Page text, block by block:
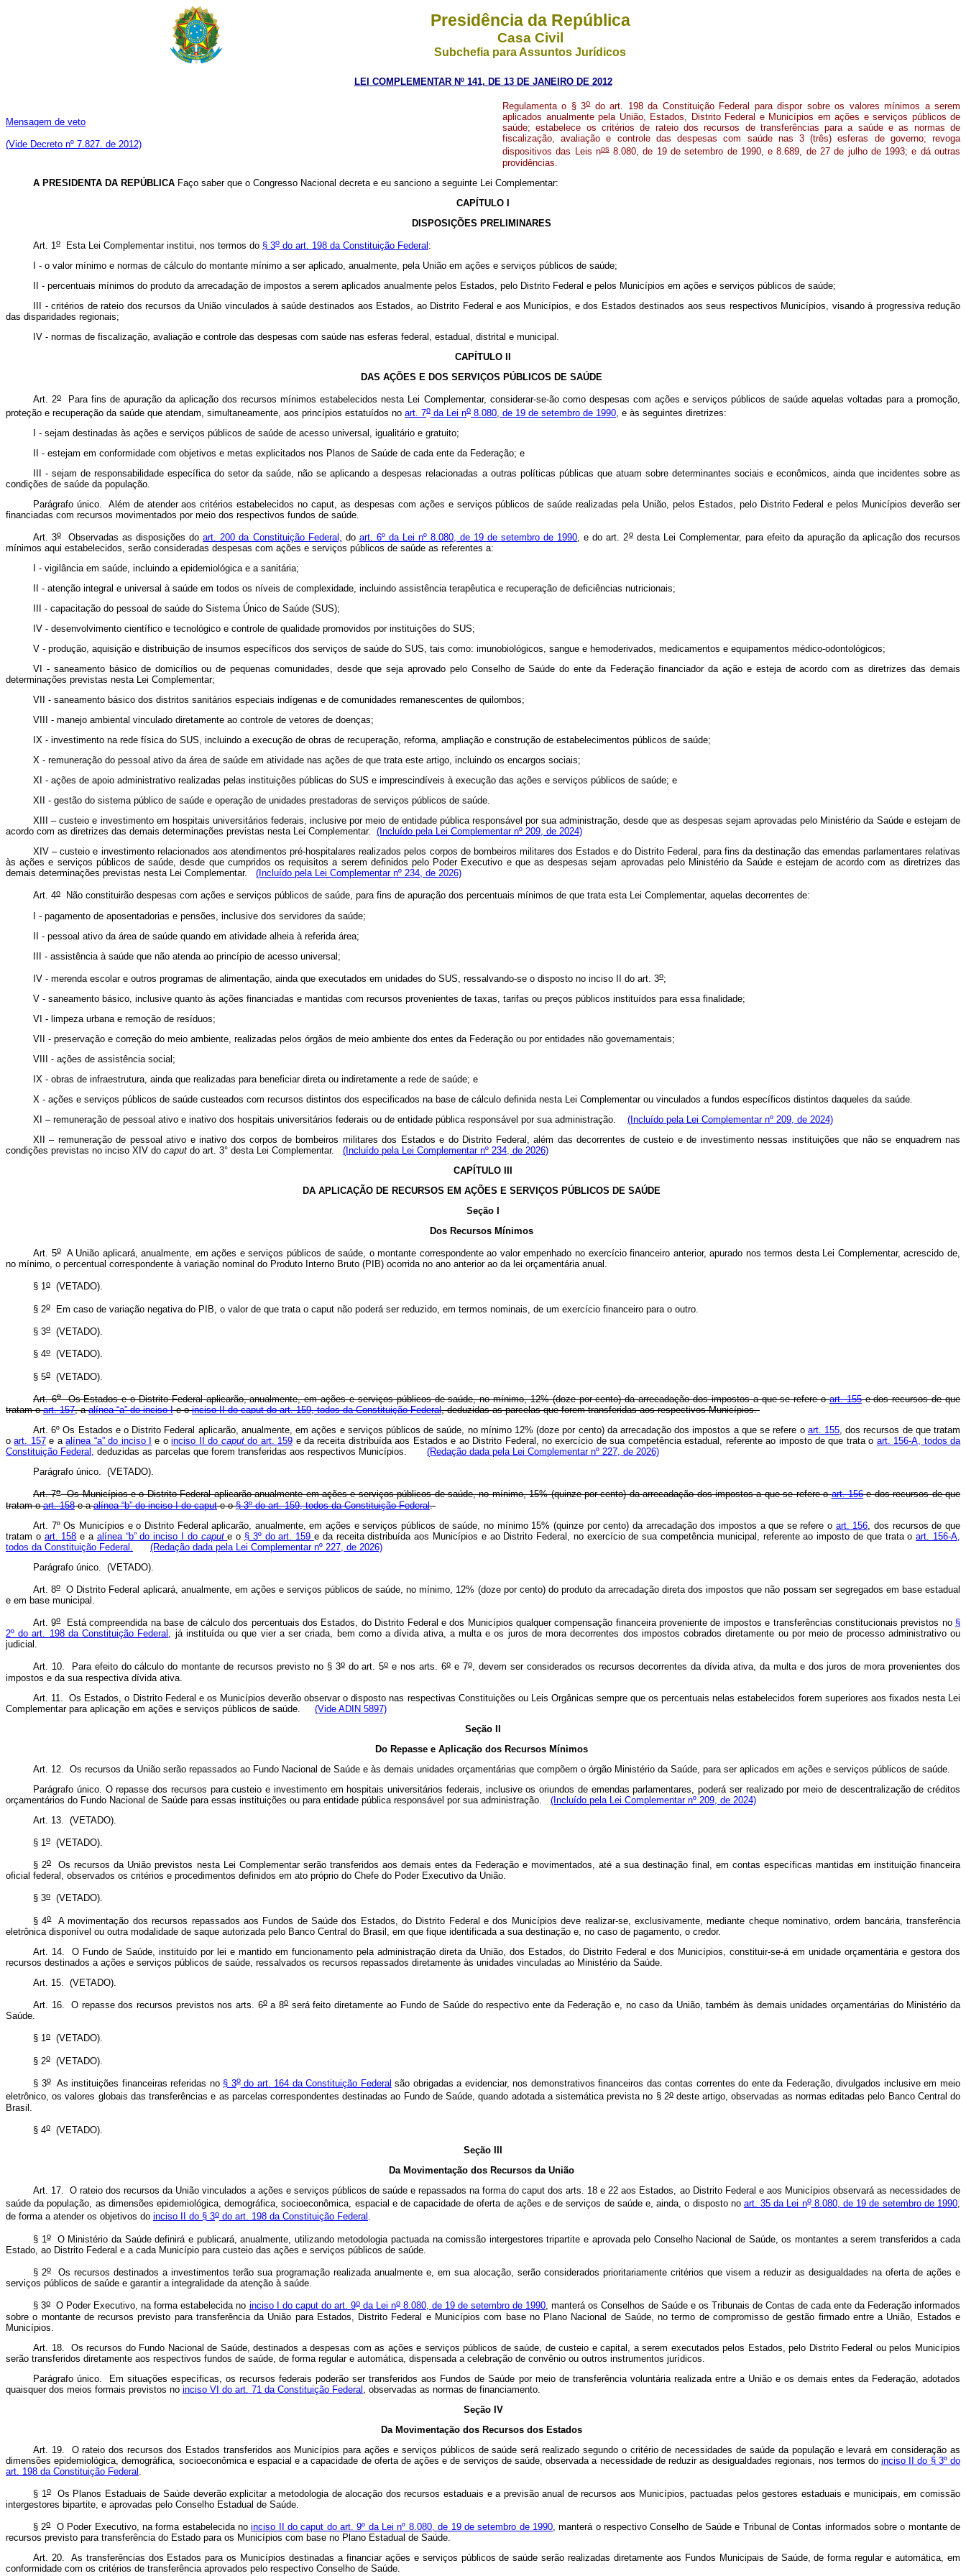
Presidência da República
Casa Civil
Subchefia para Assuntos Jurídicos
LEI COMPLEMENTAR Nº 141, DE 13 DE JANEIRO DE 2012
Mensagem de veto
(Vide Decreto nº 7.827. de 2012)
Regulamenta o § 3odo art. 198 da Constituição Federal para dispor sobre os valores mínimos a serem
aplicados anualmente pela União, Estados, Distrito Federal e Municípios em ações e serviços públicos de
saúde; estabelece os critérios de rateio dos recursos de transferências para a saúde e as normas de
fiscalização, avaliação e controle das despesas com saúde nas 3 (três) esferas de governo; revoga
dispositivos das Leis nos8.080, de 19 de setembro de 1990, e 8.689, de 27 de julho de 1993; e dá outras
providências.
A PRESIDENTA DA REPÚBLICA Faço saber que o Congresso Nacional decreta e eu sanciono a seguinte Lei Complementar:
CAPÍTULO I
DISPOSIÇÕES PRELIMINARES
Art. 1o Esta Lei Complementar institui, nos termos do § 3o do art. 198 da Constituição Federal :
I - o valor mínimo e normas de cálculo do montante mínimo a ser aplicado, anualmente, pela União em ações e serviços públicos de saúde;
II - percentuais mínimos do produto da arrecadação de impostos a serem aplicados anualmente pelos Estados, pelo Distrito Federal e pelos Municípios em ações e serviços públicos de saúde;
III - critérios de rateio dos recursos da União vinculados à saúde destinados aos Estados, ao Distrito Federal e aos Municípios, e dos Estados destinados aos seus respectivos Municípios, visando à progressiva redução
das disparidades regionais;
IV - normas de fiscalização, avaliação e controle das despesas com saúde nas esferas federal, estadual, distrital e municipal.
CAPÍTULO II
DAS AÇÕES E DOS SERVIÇOS PÚBLICOS DE SAÚDE
Art. 2o
Para fins de apuração da aplicação dos recursos mínimos estabelecidos nesta Lei Complementar, considerar-se-ão como despesas com ações e serviços públicos de saúde aquelas voltadas para a promoção,
proteção e recuperação da saúde que atendam, simultaneamente, aos princípios estatuídos no art. 7o da Lei no 8.080, de 19 de setembro de 1990 , e às seguintes diretrizes:
I - sejam destinadas às ações e serviços públicos de saúde de acesso universal, igualitário e gratuito;
II - estejam em conformidade com objetivos e metas explicitados nos Planos de Saúde de cada ente da Federação; e
III - sejam de responsabilidade específica do setor da saúde, não se aplicando a despesas relacionadas a outras políticas públicas que atuam sobre determinantes sociais e econômicos, ainda que incidentes sobre as
condições de saúde da população.
Parágrafo único. Além de atender aos critérios estabelecidos nocaput , as despesas com ações e serviços públicos de saúde realizadas pela União, pelos Estados, pelo Distrito Federal e pelos Municípios deverão ser
financiadas com recursos movimentados por meio dos respectivos fundos de saúde.
Art. 3o Observadas as disposições doart. 200 da Constituição Federal, do art. 6º da Lei nº 8.080, de 19 de setembro de 1990, e do art. 2odesta Lei Complementar, para efeito da apuração da aplicação dos recursos
mínimos aqui estabelecidos, serão consideradas despesas com ações e serviços públicos de saúde as referentes a:
I - vigilância em saúde, incluindo a epidemiológica e a sanitária;
II - atenção integral e universal à saúde em todos os níveis de complexidade, incluindo assistência terapêutica e recuperação de deficiências nutricionais;
III - capacitação do pessoal de saúde do Sistema Único de Saúde (SUS);
IV - desenvolvimento científico e tecnológico e controle de qualidade promovidos por instituições do SUS;
V - produção, aquisição e distribuição de insumos específicos dos serviços de saúde do SUS, tais como: imunobiológicos, sangue e hemoderivados, medicamentos e equipamentos médico-odontológicos;
VI - saneamento básico de domicílios ou de pequenas comunidades, desde que seja aprovado pelo Conselho de Saúde do ente da Federação financiador da ação e esteja de acordo com as diretrizes das demais
determinações previstas nesta Lei Complementar;
VII - saneamento básico dos distritos sanitários especiais indígenas e de comunidades remanescentes de quilombos;
VIII - manejo ambiental vinculado diretamente ao controle de vetores de doenças;
IX - investimento na rede física do SUS, incluindo a execução de obras de recuperação, reforma, ampliação e construção de estabelecimentos públicos de saúde;
X - remuneração do pessoal ativo da área de saúde em atividade nas ações de que trata este artigo, incluindo os encargos sociais;
XI - ações de apoio administrativo realizadas pelas instituições públicas do SUS e imprescindíveis à execução das ações e serviços públicos de saúde; e
XII - gestão do sistema público de saúde e operação de unidades prestadoras de serviços públicos de saúde.
XIII – custeio e investimento em hospitais universitários federais, inclusive por meio de entidade pública responsável por sua administração, desde que as despesas sejam aprovadas pelo Ministério da Saúde e estejam de
acordo com as diretrizes das demais determinações previstas nesta Lei Complementar. (Incluído pela Lei Complementar nº 209, de 2024)
XIV – custeio e investimento relacionados aos atendimentos pré-hospitalares realizados pelos corpos de bombeiros militares dos Estados e do Distrito Federal, para fins da destinação das emendas parlamentares relativas
às ações e serviços públicos de saúde, desde que cumpridos os requisitos a serem definidos pelo Poder Executivo e que as despesas sejam aprovadas pelo Ministério da Saúde e estejam de acordo com as diretrizes das
demais determinações previstas nesta Lei Complementar. (Incluído pela Lei Complementar nº 234, de 2026)
Art. 4o
Não constituirão despesas com ações e serviços públicos de saúde, para fins de apuração dos percentuais mínimos de que trata esta Lei Complementar, aquelas decorrentes de:
I - pagamento de aposentadorias e pensões, inclusive dos servidores da saúde;
II - pessoal ativo da área de saúde quando em atividade alheia à referida área;
III - assistência à saúde que não atenda ao princípio de acesso universal;
IV - merenda escolar e outros programas de alimentação, ainda que executados em unidades do SUS, ressalvando-se o disposto no inciso II do art. 3o;
V - saneamento básico, inclusive quanto às ações financiadas e mantidas com recursos provenientes de taxas, tarifas ou preços públicos instituídos para essa finalidade;
VI - limpeza urbana e remoção de resíduos;
VII - preservação e correção do meio ambiente, realizadas pelos órgãos de meio ambiente dos entes da Federação ou por entidades não governamentais;
VIII - ações de assistência social;
IX - obras de infraestrutura, ainda que realizadas para beneficiar direta ou indiretamente a rede de saúde; e
X - ações e serviços públicos de saúde custeados com recursos distintos dos especificados na base de cálculo definida nesta Lei Complementar ou vinculados a fundos específicos distintos daqueles da saúde.
XI – remuneração de pessoal ativo e inativo dos hospitais universitários federais ou de entidade pública responsável por sua administração. (Incluído pela Lei Complementar nº 209, de 2024)
XII – remuneração de pessoal ativo e inativo dos corpos de bombeiros militares dos Estados e do Distrito Federal, além das decorrentes de custeio e de investimento nessas instituições que não se enquadrem nas
condições previstas no inciso XIV do caput do art. 3° desta Lei Complementar. (Incluído pela Lei Complementar nº 234, de 2026)
CAPÍTULO III
DA APLICAÇÃO DE RECURSOS EM AÇÕES E SERVIÇOS PÚBLICOS DE SAÚDE
Seção I
Dos Recursos Mínimos
Art. 5oA União aplicará, anualmente, em ações e serviços públicos de saúde, o montante correspondente ao valor empenhado no exercício financeiro anterior, apurado nos termos desta Lei Complementar, acrescido de,
no mínimo, o percentual correspondente à variação nominal do Produto Interno Bruto (PIB) ocorrida no ano anterior ao da lei orçamentária anual.
§ 1o (VETADO).
§ 2o Em caso de variação negativa do PIB, o valor de que trata o caput não poderá ser reduzido, em termos nominais, de um exercício financeiro para o outro.
§ 3o (VETADO).
§ 4o (VETADO).
§ 5o (VETADO).
Art. 6oOs Estados e o Distrito Federal aplicarão, anualmente, em ações e serviços públicos de saúde, no mínimo, 12% (doze por cento) da arrecadação dos impostos a que se refere oart. 155e dos recursos de que
tratam oart. 157, aalínea “a” do inciso Ie oinciso II do caput do art. 159, todos da Constituição Federal, deduzidas as parcelas que forem transferidas aos respectivos Municípios.
Art. 6º Os Estados e o Distrito Federal aplicarão, anualmente, em ações e serviços públicos de saúde, no mínimo 12% (doze por cento) da arrecadação dos impostos a que se refere o art. 155, dos recursos de que tratam
oart. 157e aalínea “a” do inciso I e oinciso II do caputdo art. 159 e da receita distribuída aos Estados e ao Distrito Federal, no exercício de sua competência estadual, referente ao imposto de que trata o art. 156-A, todos da
Constituição Federal, deduzidas as parcelas que forem transferidas aos respectivos Municípios. (Redação dada pela Lei Complementar nº 227, de 2026)
Parágrafo único. (VETADO).
Art. 7oOs Municípios e o Distrito Federal aplicarão anualmente em ações e serviços públicos de saúde, no mínimo, 15% (quinze por cento) da arrecadação dos impostos a que se refere oart. 156e dos recursos de que
tratam oart. 158e aalínea “b” do inciso I do capute o§ 3º do art. 159, todos da Constituição Federal.
Art. 7º Os Municípios e o Distrito Federal aplicarão, anualmente, em ações e serviços públicos de saúde, no mínimo 15% (quinze por cento) da arrecadação dos impostos a que se refere o art. 156 , dos recursos de que
tratam o art. 158 e a alínea “b” do inciso I do caput e o § 3º do art. 159 e da receita distribuída aos Municípios e ao Distrito Federal, no exercício de sua competência municipal, referente ao imposto de que trata oart. 156-A,
todos da Constituição Federal.
(Redação dada pela Lei Complementar nº 227, de 2026)
Parágrafo único. (VETADO).
Art. 8o
O Distrito Federal aplicará, anualmente, em ações e serviços públicos de saúde, no mínimo, 12% (doze por cento) do produto da arrecadação direta dos impostos que não possam ser segregados em base estadual
e em base municipal.
Art. 9oEstá compreendida na base de cálculo dos percentuais dos Estados, do Distrito Federal e dos Municípios qualquer compensação financeira proveniente de impostos e transferências constitucionais previstos no §
2º do art. 198 da Constituição Federal , já instituída ou que vier a ser criada, bem como a dívida ativa, a multa e os juros de mora decorrentes dos impostos cobrados diretamente ou por meio de processo administrativo ou
judicial.
Art. 10. Para efeito do cálculo do montante de recursos previsto no § 3odo art. 5oe nos arts. 6oe 7o, devem ser considerados os recursos decorrentes da dívida ativa, da multa e dos juros de mora provenientes dos
impostos e da sua respectiva dívida ativa.
Art. 11. Os Estados, o Distrito Federal e os Municípios deverão observar o disposto nas respectivas Constituições ou Leis Orgânicas sempre que os percentuais nelas estabelecidos forem superiores aos fixados nesta Lei
Complementar para aplicação em ações e serviços públicos de saúde.
(Vide ADIN 5897)
Seção II
Do Repasse e Aplicação dos Recursos Mínimos
Art. 12. Os recursos da União serão repassados ao Fundo Nacional de Saúde e às demais unidades orçamentárias que compõem o órgão Ministério da Saúde, para ser aplicados em ações e serviços públicos de saúde.
Parágrafo único. O repasse dos recursos para custeio e investimento em hospitais universitários federais, inclusive os oriundos de emendas parlamentares, poderá ser realizado por meio de descentralização de créditos
orçamentários do Fundo Nacional de Saúde para essas instituições ou para entidade pública responsável por sua administração. (Incluído pela Lei Complementar nº 209, de 2024)
Art. 13. (VETADO).
§ 1 o (VETADO).
§ 2o
Os recursos da União previstos nesta Lei Complementar serão transferidos aos demais entes da Federação e movimentados, até a sua destinação final, em contas específicas mantidas em instituição financeira
oficial federal, observados os critérios e procedimentos definidos em ato próprio do Chefe do Poder Executivo da União.
§ 3o (VETADO).
§ 4oA movimentação dos recursos repassados aos Fundos de Saúde dos Estados, do Distrito Federal e dos Municípios deve realizar-se, exclusivamente, mediante cheque nominativo, ordem bancária, transferência
eletrônica disponível ou outra modalidade de saque autorizada pelo Banco Central do Brasil, em que fique identificada a sua destinação e, no caso de pagamento, o credor.
Art. 14. O Fundo de Saúde, instituído por lei e mantido em funcionamento pela administração direta da União, dos Estados, do Distrito Federal e dos Municípios, constituir-se-á em unidade orçamentária e gestora dos
recursos destinados a ações e serviços públicos de saúde, ressalvados os recursos repassados diretamente às unidades vinculadas ao Ministério da Saúde.
Art. 15. (VETADO).
Art. 16.O repasse dos recursos previstos nos arts. 6oa 8oserá feito diretamente ao Fundo de Saúde do respectivo ente da Federação e, no caso da União, também às demais unidades orçamentárias do Ministério da
Saúde.
§ 1o (VETADO).
§ 2o (VETADO).
§ 3oAs instituições financeiras referidas no § 3odo art. 164 da Constituição Federal são obrigadas a evidenciar, nos demonstrativos financeiros das contas correntes do ente da Federação, divulgados inclusive em meio
eletrônico, os valores globais das transferências e as parcelas correspondentes destinadas ao Fundo de Saúde, quando adotada a sistemática prevista no § 2odeste artigo, observadas as normas editadas pelo Banco Central do
Brasil.
§ 4o
(VETADO).
Seção III
Da Movimentação dos Recursos da União
Art. 17. O rateio dos recursos da União vinculados a ações e serviços públicos de saúde e repassados na forma docaput dos arts. 18 e 22 aos Estados, ao Distrito Federal e aos Municípios observará as necessidades de
saúde da população, as dimensões epidemiológica, demográfica, socioeconômica, espacial e de capacidade de oferta de ações e de serviços de saúde e, ainda, o disposto no art. 35 da Lei no8.080, de 19 de setembro de 1990,
de forma a atender os objetivos do inciso II do § 3o do art. 198 da Constituição Federal .
§ 1oO Ministério da Saúde definirá e publicará, anualmente, utilizando metodologia pactuada na comissão intergestores tripartite e aprovada pelo Conselho Nacional de Saúde, os montantes a serem transferidos a cada
Estado, ao Distrito Federal e a cada Município para custeio das ações e serviços públicos de saúde.
§ 2o
Os recursos destinados a investimentos terão sua programação realizada anualmente e, em sua alocação, serão considerados prioritariamente critérios que visem a reduzir as desigualdades na oferta de ações e
serviços públicos de saúde e garantir a integralidade da atenção à saúde.
§ 3o O Poder Executivo, na forma estabelecida no inciso I do caputdo art. 9oda Lei no8.080, de 19 de setembro de 1990, manterá os Conselhos de Saúde e os Tribunais de Contas de cada ente da Federação informados
sobre o montante de recursos previsto para transferência da União para Estados, Distrito Federal e Municípios com base no Plano Nacional de Saúde, no termo de compromisso de gestão firmado entre a União, Estados e
Municípios.
Art. 18. Os recursos do Fundo Nacional de Saúde, destinados a despesas com as ações e serviços públicos de saúde, de custeio e capital, a serem executados pelos Estados, pelo Distrito Federal ou pelos Municípios
serão transferidos diretamente aos respectivos fundos de saúde, de forma regular e automática, dispensada a celebração de convênio ou outros instrumentos jurídicos.
Parágrafo único. Em situações específicas, os recursos federais poderão ser transferidos aos Fundos de Saúde por meio de transferência voluntária realizada entre a União e os demais entes da Federação, adotados
quaisquer dos meios formais previstos no inciso VI do art. 71 da Constituição Federal , observadas as normas de financiamento.
Seção IV
Da Movimentação dos Recursos dos Estados
Art. 19. O rateio dos recursos dos Estados transferidos aos Municípios para ações e serviços públicos de saúde será realizado segundo o critério de necessidades de saúde da população e levará em consideração as
dimensões epidemiológica, demográfica, socioeconômica e espacial e a capacidade de oferta de ações e de serviços de saúde, observada a necessidade de reduzir as desigualdades regionais, nos termos doinciso II do § 3º do
art. 198 da Constituição Federal
§ 1oOs Planos Estaduais de Saúde deverão explicitar a metodologia de alocação dos recursos estaduais e a previsão anual de recursos aos Municípios, pactuadas pelos gestores estaduais e municipais, em comissão
intergestores bipartite, e aprovadas pelo Conselho Estadual de Saúde.
§ 2oO Poder Executivo, na forma estabelecida noinciso II do caput do art. 9º da Lei nº 8.080, de 19 de setembro de 1990, manterá o respectivo Conselho de Saúde e Tribunal de Contas informados sobre o montante de
recursos previsto para transferência do Estado para os Municípios com base no Plano Estadual de Saúde.
Art. 20. As transferências dos Estados para os Municípios destinadas a financiar ações e serviços públicos de saúde serão realizadas diretamente aos Fundos Municipais de Saúde, de forma regular e automática, em
conformidade com os critérios de transferência aprovados pelo respectivo Conselho de Saúde.